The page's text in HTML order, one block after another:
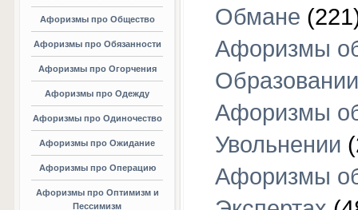
Афоризмы про Общество
Афоризмы про Обязанности
Афоризмы про Огорчения
Афоризмы про Одежду
Афоризмы про Одиночество
Афоризмы про Ожидание
Афоризмы про Операцию
Афоризмы про Оптимизм и
Пессимизм
Обмане
Афоризмы
Образовании
Афоризмы
Увольнении
Афоризмы